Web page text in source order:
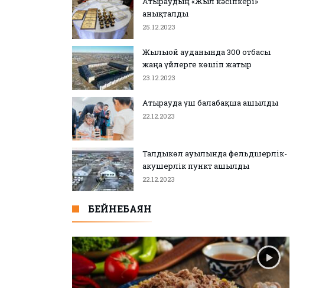
анықталды
25.12.2023
Жылыой ауданында 300 отбасы
жаңа үйлерге көшіп жатыр
23.12.2023
Атырауда үш балабақша ашылды
22.12.2023
Талдыкөл ауылында фельдшерлік-
акушерлік пункт ашылды
22.12.2023
БЕЙНЕБАЯН